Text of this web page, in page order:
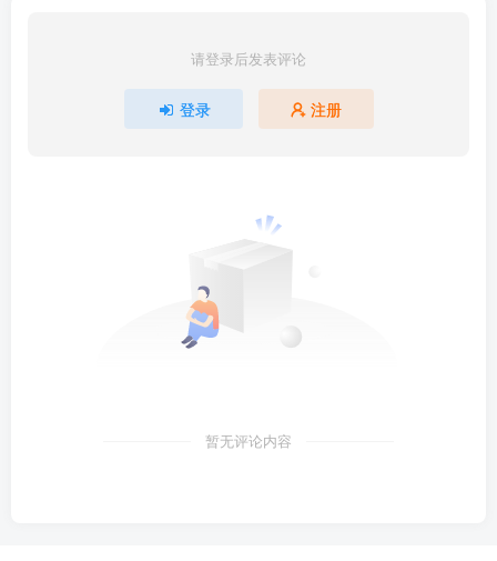
请登录后发表评论
登录 注册
暂无评论内容